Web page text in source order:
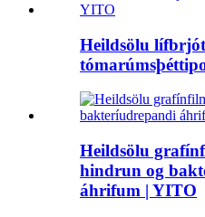
Heildsölu
Heildsölu
hindrun og
áhrifum | YITO